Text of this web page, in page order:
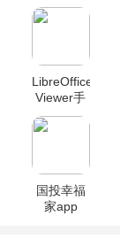
LibreOffice
Viewer手
机官方版
国投幸福
家app